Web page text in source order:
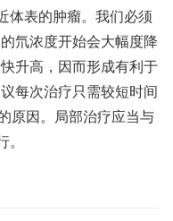
体表的肿瘤。我们必须
氘浓度开始会大幅度降
升高，因而形成有利于
每次治疗只需较短时间
原因。局部治疗应当与
行。